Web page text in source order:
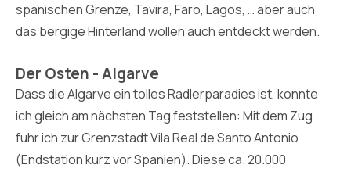
spanischen Grenze, Tavira, Faro, Lagos, … aber auch
das bergige Hinterland wollen auch entdeckt werden.
Der Osten - Algarve
Dass die Algarve ein tolles Radlerparadies ist, konnte
ich gleich am nächsten Tag feststellen: Mit dem Zug
fuhr ich zur Grenzstadt Vila Real de Santo Antonio
(Endstation kurz vor Spanien). Diese ca. 20.000